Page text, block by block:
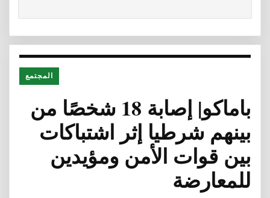
المجتمع
باماكو| إصابة 18 شخصًا من
بينهم شرطيا إثر اشتباكات
بين قوات الأمن ومؤيدين
للمعارضة